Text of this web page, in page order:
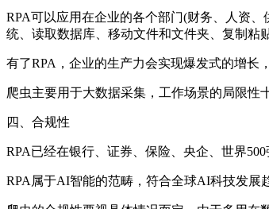
RPA可以应用在企业的各个部门(财务、人资
统、读取数据库、移动文件和文件夹、复制粘
有了RPA，企业的生产力会实现爆发式的增长
爬虫主要用于大数据采集，工作场景的局限性
四、合规性
RPA已经在银行、证券、保险、央企、世界
RPA属于AI智能的范畴，符合全球AI科技发展